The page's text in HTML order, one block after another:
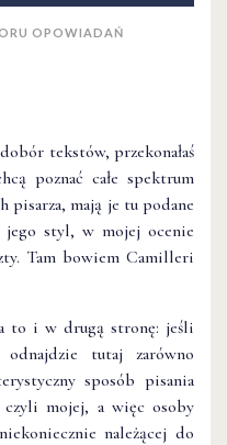
OPOWIADAŃ
tekstów, przekonałaś
poznać całe spektrum
pisarza, mają je tu podane
styl, w mojej ocenie
Tam bowiem Camilleri
to i w drugą stronę: jeśli
tutaj zarówno
sposób pisania
mojej, a więc osoby
należącej do